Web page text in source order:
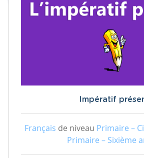
Impératif
Français de niveau Primaire –
Primaire – Sixième